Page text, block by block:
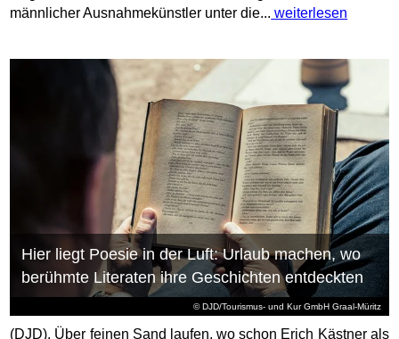
männlicher Ausnahmekünstler unter die... weiterlesen
© DJD/Tourismus- und Kur GmbH Graal-Müritz
Hier liegt Poesie in der Luft: Urlaub machen, wo
berühmte Literaten ihre Geschichten entdeckten
(DJD). Über feinen Sand laufen, wo schon Erich Kästner als